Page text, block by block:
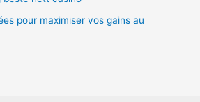
pour maximiser vos gains au